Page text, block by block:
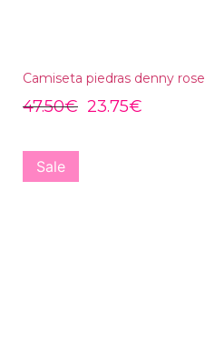
Camiseta piedras denny rose
47.50€ 23.75€
Sale